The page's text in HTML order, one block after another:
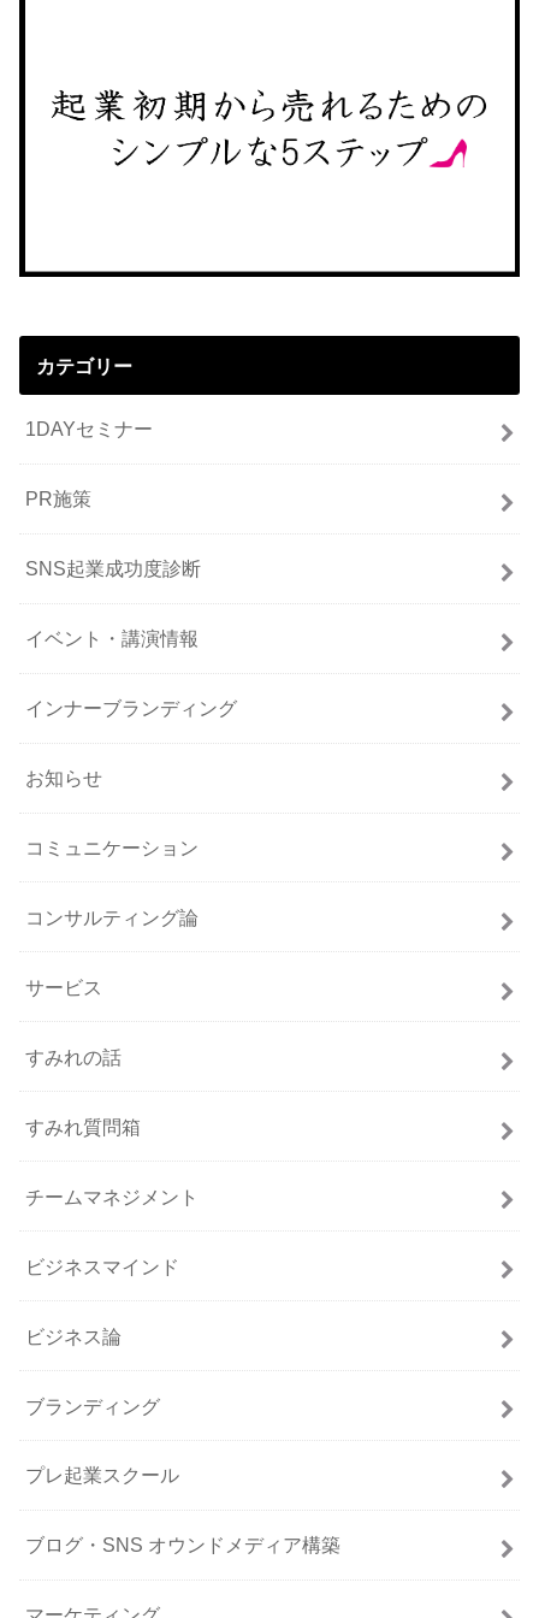
カテゴリー
1DAYセミナー
PR施策
SNS起業成功度診断
イベント・講演情報
インナーブランディング
お知らせ
コミュニケーション
コンサルティング論
サービス
すみれの話
すみれ質問箱
チームマネジメント
ビジネスマインド
ビジネス論
ブランディング
プレ起業スクール
ブログ・SNS オウンドメディア構築